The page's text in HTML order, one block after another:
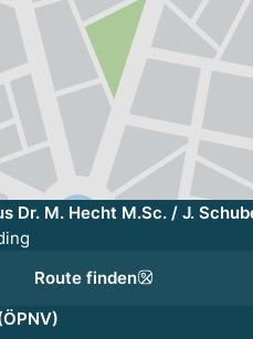
Dr. M. Hecht M.Sc. / J.
Route finden